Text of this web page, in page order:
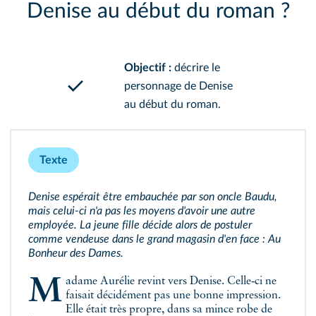
Denise au début du roman ?
Objectif : décrire le
personnage de Denise
au début du roman.
Texte
Denise espérait être embauchée par son oncle Baudu,
mais celui‑ci n'a pas les moyens d'avoir une autre
employée. La jeune fille décide alors de postuler
comme vendeuse dans le grand magasin d'en face : Au
Bonheur des Dames.
Madame Aurélie revint vers Denise. Celle‑ci ne faisait décidément pas une bonne impression.
Elle était très propre, dans sa mince robe de